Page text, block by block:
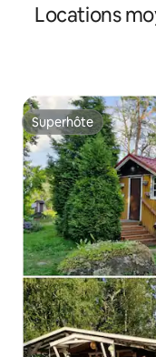
Locations
Superhôte
Superhôte